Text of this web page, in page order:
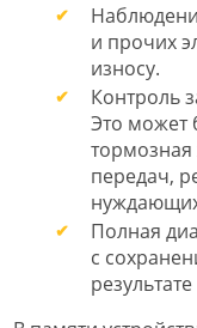
и прочих
износу.
Контроль
Это может
тормозная
передач,
Полная
с